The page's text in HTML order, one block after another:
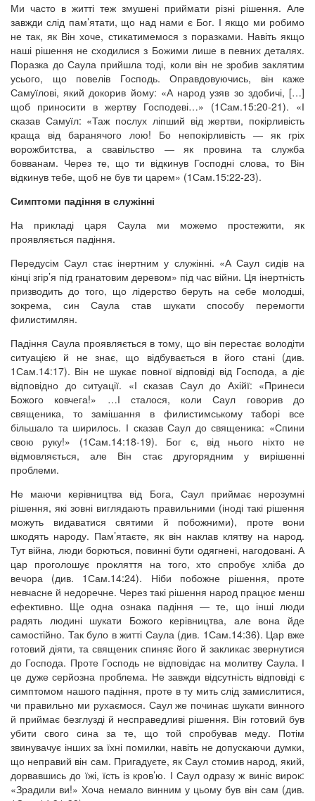
Ми часто в житті теж змушені приймати різні рішення. Але
завжди слід пам’ятати, що над нами є Бог. І якщо ми робимо
не так, як Він хоче, стикатимемося з поразками. Навіть якщо
наші рішення не сходилися з Божими лише в певних деталях.
Поразка до Саула прийшла тоді, коли він не зробив заклятим
усього, що повелів Господь. Оправдовуючись, він каже
Самуїлові, який докорив йому: «А народ узяв зо здобичі, […]
щоб приносити в жертву Господеві…» (1Сам.15:20-21). «І
сказав Самуїл: «Таж послух ліпший від жертви, покірливість
краща від баранячого лою! Бо непокірливість — як гріх
ворожбитства, а свавільство — як провина та служба
бовванам. Через те, що ти відкинув Господні слова, то Він
відкинув тебе, щоб не був ти царем» (1Сам.15:22-23).
Симптоми падіння в служінні
На прикладі царя Саула ми можемо простежити, як
проявляється падіння.
Передусім Саул стає інертним у служінні. «А Саул сидів на
кінці згір’я під гранатовим деревом» під час війни. Ця інертність
призводить до того, що лідерство беруть на себе молодші,
зокрема, син Саула став шукати способу перемогти
филистимлян.
Падіння Саула проявляється в тому, що він перестає володіти
ситуацією й не знає, що відбувається в його стані (див.
1Сам.14:17). Він не шукає повної відповіді від Господа, а діє
відповідно до ситуації. «І сказав Саул до Ахійї: «Принеси
Божого ковчега!» …І сталося, коли Саул говорив до
священика, то замішання в филистимському таборі все
більшало та ширилось. І сказав Саул до священика: «Спини
свою руку!» (1Сам.14:18-19). Бог є, від нього ніхто не
відмовляється, але Він стає другорядним у вирішенні
проблеми.
Не маючи керівництва від Бога, Саул приймає нерозумні
рішення, які зовні виглядають правильними (іноді такі рішення
можуть видаватися святими й побожними), проте вони
шкодять народу. Пам’ятаєте, як він наклав клятву на народ.
Тут війна, люди борються, повинні бути одягнені, нагодовані. А
цар проголошує прокляття на того, хто спробує хліба до
вечора (див. 1Сам.14:24). Ніби побожне рішення, проте
невчасне й недоречне. Через такі рішення народ працює менш
ефективно. Ще одна ознака падіння — те, що інші люди
радять людині шукати Божого керівництва, але вона йде
самостійно. Так було в житті Саула (див. 1Сам.14:36). Цар вже
готовий діяти, та священик спиняє його й закликає звернутися
до Господа. Проте Господь не відповідає на молитву Саула. І
це дуже серйозна проблема. Не завжди відсутність відповіді є
симптомом нашого падіння, проте в ту мить слід замислитися,
чи правильно ми рухаємося. Саул же починає шукати винного
й приймає безглузді й несправедливі рішення. Він готовий був
убити свого сина за те, що той спробував меду. Потім
звинувачує інших за їхні помилки, навіть не допускаючи думки,
що неправий він сам. Пригадуєте, як Саул стомив народ, який,
дорвавшись до їжі, їсть із кров’ю. І Саул одразу ж виніс вирок:
«Зрадили ви!» Хоча немало винним у цьому був він сам (див.